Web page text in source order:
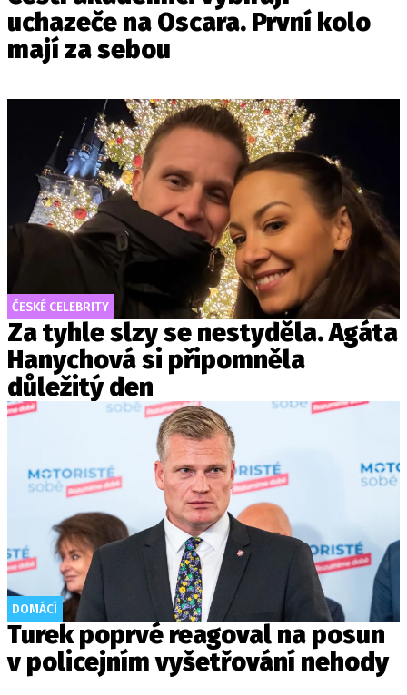
uchazeče na Oscara. První kolo
mají za sebou
ČESKÉ CELEBRITY
Za tyhle slzy se nestyděla. Agáta
Hanychová si připomněla
důležitý den
DOMÁCÍ
Turek poprvé reagoval na posun
v policejním vyšetřování nehody